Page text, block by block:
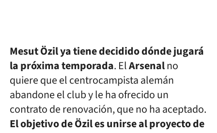
Mesut Özil ya tiene decidido dónde jugará
la próxima temporada. ElArsenalno
quiere que el centrocampista alemán
abandone el club y le ha ofrecido un
contrato de renovación, que no ha aceptado.
El objetivo de Özil es unirse al proyecto de